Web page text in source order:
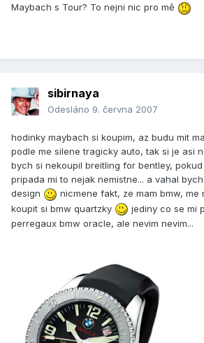
Maybach s Tour? To nejni nic pro mě
sibirnaya
Odesláno 9. června 2007
hodinky maybach si koupim, az budu mit
podle me silene tragicky auto, tak si je asi
bych si nekoupil breitling for bentley, pokud
pripada mi to nejak nemistne... a vahal
design
nicmene fakt, ze mam bmw, me
koupit si bmw quartzky
jediny co se mi
perregaux bmw oracle, ale nevim nevim...